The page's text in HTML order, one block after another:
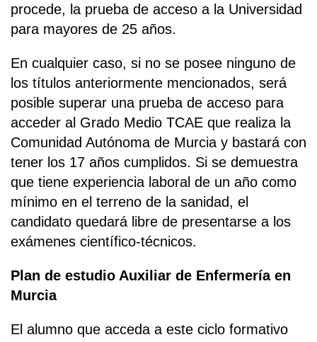
procede, la prueba de acceso a la Universidad
para mayores de 25 años.
En cualquier caso, si no se posee ninguno de
los títulos anteriormente mencionados, será
posible superar una prueba de acceso para
acceder al Grado Medio TCAE que realiza la
Comunidad Autónoma de Murcia y bastará con
tener los 17 años cumplidos. Si se demuestra
que tiene experiencia laboral de un año como
mínimo en el terreno de la sanidad, el
candidato quedará libre de presentarse a los
exámenes científico-técnicos.
Plan de estudio Auxiliar de Enfermería en
Murcia
El alumno que acceda a este ciclo formativo